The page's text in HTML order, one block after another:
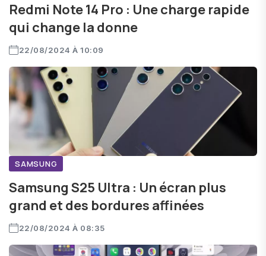
Redmi Note 14 Pro : Une charge rapide
qui change la donne
22/08/2024 À 10:09
SAMSUNG
Samsung S25 Ultra : Un écran plus
grand et des bordures affinées
22/08/2024 À 08:35